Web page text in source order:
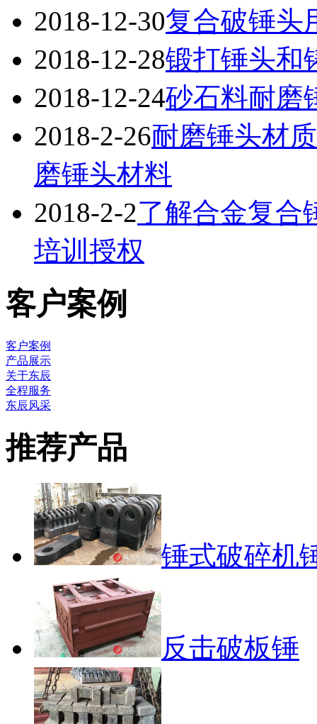
2018-12-30复合破锤头
2018-12-28锻打锤头和
2018-12-24砂石料耐磨
2018-2-26耐磨锤头材
磨锤头材料
2018-2-2了解合金复合
培训授权
客户案例
客户案例
产品展示
关于东辰
全程服务
东辰风采
推荐产品
锤式破碎机
反击破板锤